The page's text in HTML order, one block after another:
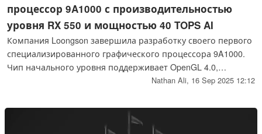
процессор 9A1000 с производительностью
уровня RX 550 и мощностью 40 TOPS AI
Компания Loongson завершила разработку своего первого
специализированного графического процессора 9A1000.
Чип начального уровня поддерживает OpenGL 4.0,
удваивает графический конвейер и предлагает 40 TOPS
550 от AMD и потребляя при этом на 70% меньше энергии
Nathan Ali, 16 Sep 2025 12:12